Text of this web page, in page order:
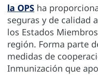
la OPS ha
seguras y de calidad
los Estados
región. Forma parte
medidas de
Inmunización que